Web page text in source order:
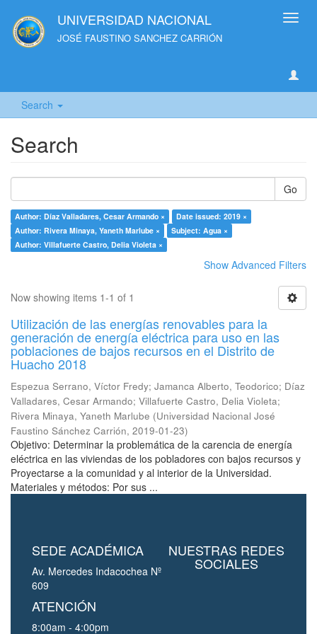
UNIVERSIDAD NACIONAL
JOSÉ FAUSTINO SANCHEZ CARRIÓN
Search
Search
Go
Author: Díaz Valladares, Cesar Armando ×
Date issued: 2019 ×
Author: Rivera Minaya, Yaneth Marlube ×
Subject: Agua ×
Author: Villafuerte Castro, Delia Violeta ×
Show Advanced Filters
Now showing items 1-1 of 1
Utilización de las energías renovables para la
generación de energía eléctrica para uso en las
poblaciones de bajos recursos en el Distrito de
Huacho 2018
Espezua Serrano, Víctor Fredy; Jamanca Alberto, Teodorico; Díaz
Valladares, Cesar Armando; Villafuerte Castro, Delia Violeta;
Rivera Minaya, Yaneth Marlube (Universidad Nacional José
Faustino Sánchez Carrión, 2019-01-23)
Objetivo: Determinar la problemática de la carencia de energía
eléctrica en las viviendas de los pobladores con bajos recursos y
Proyectarse a la comunidad y al interior de la Universidad.
Materiales y métodos: Por sus ...
SEDE ACADÉMICA
Av. Mercedes Indacochea Nº
609
ATENCIÓN
8:00am - 4:00pm
NUESTRAS REDES
SOCIALES